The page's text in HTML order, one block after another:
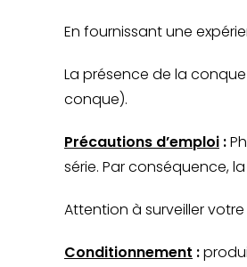
En fournissant une
La présence de la
conque).
Précautions d’emploi :
série. Par conséquence,
Attention à surveiller
Conditionnement :